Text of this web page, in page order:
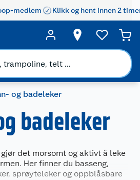
medlem Klikk og hent innen 2
og badeleker
badeleker
det morsomt og aktivt å leke
Her finner du basseng,
sprøyteleker og oppblåsbare